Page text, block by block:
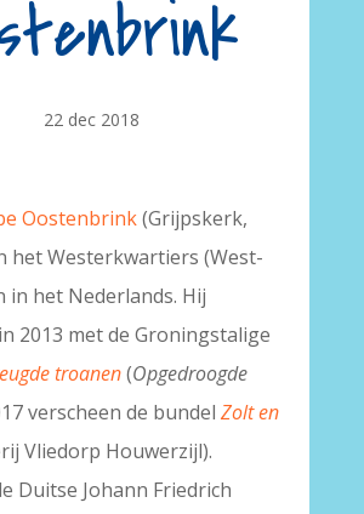
22 dec 2018
Oostenbrink(Grijpskerk,
het Westerkwartiers (West-
in het Nederlands. Hij
2013 met de Groningstalige
troanen(Opgedroogde
verscheen de bundel Zolt en
Vliedorp Houwerzijl).
Duitse Johann Friedrich